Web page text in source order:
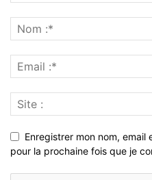
Enregistrer mon nom,
pour la prochaine fois que je